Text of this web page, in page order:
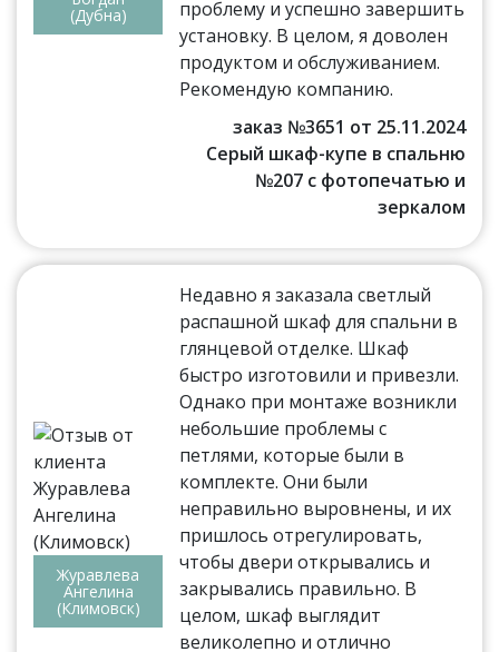
(Дубна)
проблему и успешно завершить
установку. В целом, я доволен
продуктом и обслуживанием.
Рекомендую компанию.
заказ №3651 от 25.11.2024
Серый шкаф-купе в спальню
№207 с фотопечатью и
зеркалом
Журавлева
Ангелина
(Климовск)
Недавно я заказала светлый
распашной шкаф для спальни в
глянцевой отделке. Шкаф
быстро изготовили и привезли.
Однако при монтаже возникли
небольшие проблемы с
петлями, которые были в
комплекте. Они были
неправильно выровнены, и их
пришлось отрегулировать,
чтобы двери открывались и
закрывались правильно. В
целом, шкаф выглядит
великолепно и отлично